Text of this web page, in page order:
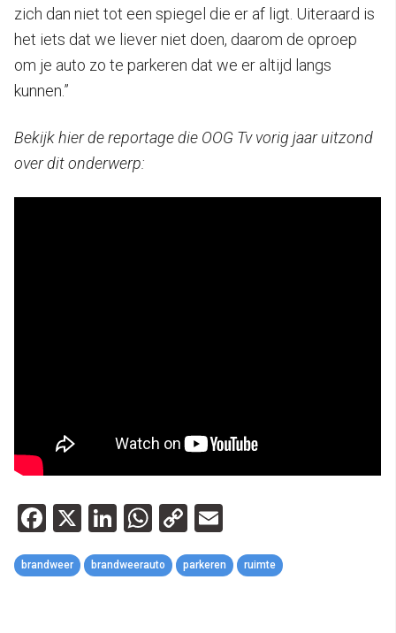
zich dan niet tot een spiegel die er af ligt. Uiteraard is
het iets dat we liever niet doen, daarom de oproep
om je auto zo te parkeren dat we er altijd langs
kunnen.”
Bekijk hier de reportage die OOG Tv vorig jaar uitzond
over dit onderwerp:
Facebook
X LinkedIn
WhatsApp
Copy
Link
brandweer brandweerauto parkeren ruimte